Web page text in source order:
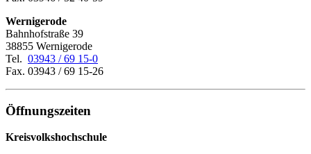
Wernigerode
Bahnhofstraße 39
38855 Wernigerode
Tel. 03943 / 69 15-0
Fax. 03943 / 69 15-26
Öffnungszeiten
Kreisvolkshochschule